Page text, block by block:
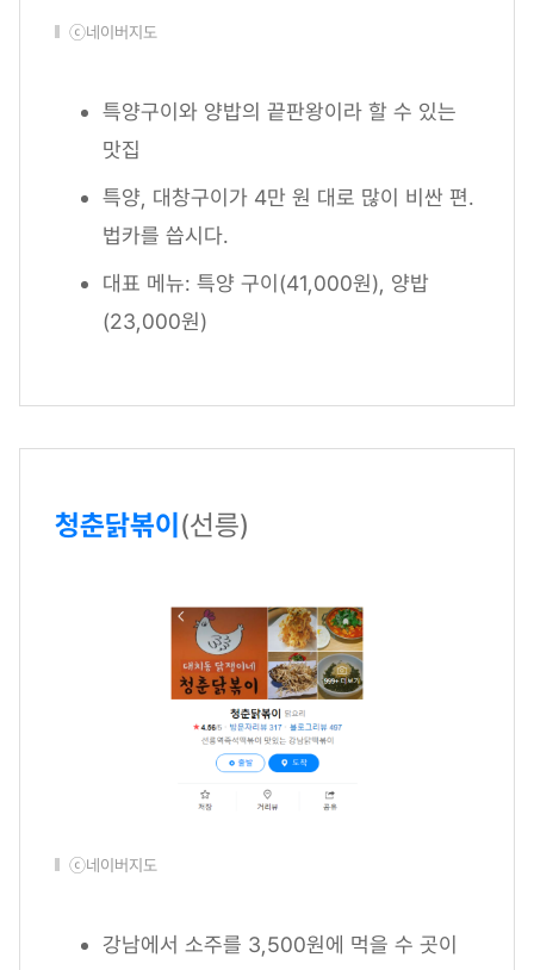
ⓒ네이버지도
특양구이와 양밥의 끝판왕이라 할 수 있는
맛집
특양, 대창구이가 4만 원 대로 많이 비싼 편.
법카를 씁시다.
대표 메뉴: 특양 구이(41,000원), 양밥
(23,000원)
청춘닭볶이(선릉)
ⓒ네이버지도
강남에서 소주를 3,500원에 먹을 수 곳이